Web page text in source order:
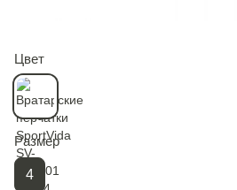
Цвет
Размер
4